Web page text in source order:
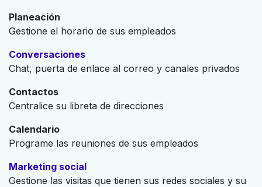
Planeación
Gestione el horario de sus empleados
Conversaciones
Chat, puerta de enlace al correo y canales privados
Contactos
Centralice su libreta de direcciones
Calendario
Programe las reuniones de sus empleados
Marketing social
Gestione las visitas que tienen sus redes sociales y su